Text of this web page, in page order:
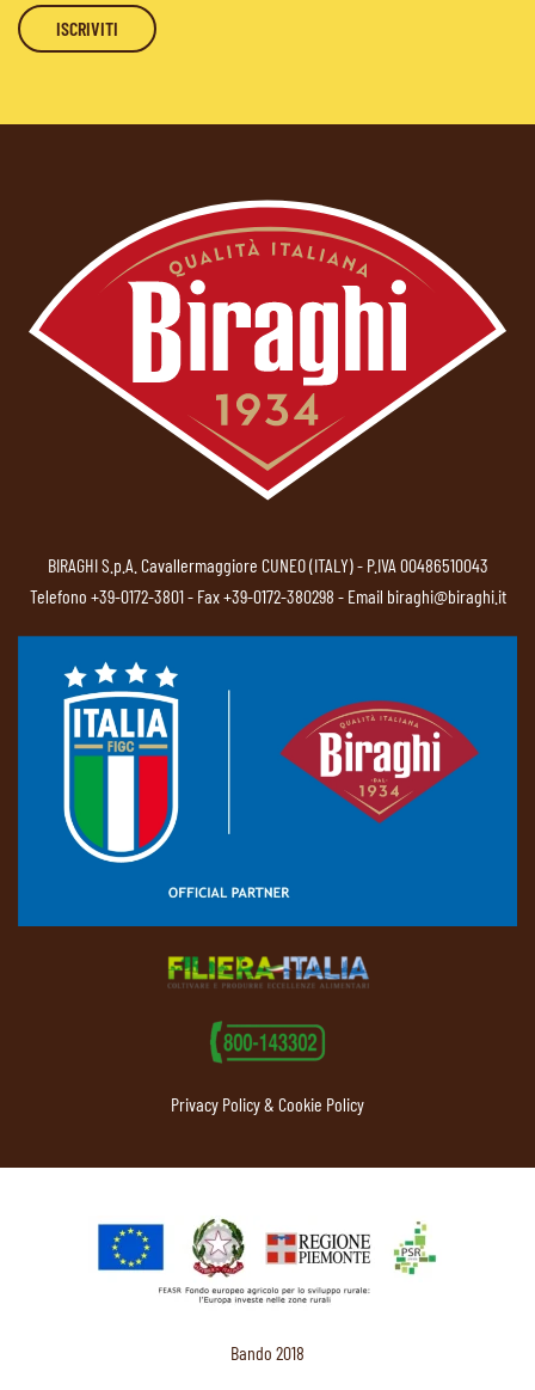
BIRAGHI S.p.A. Cavallermaggiore CUNEO (ITALY) - P.IVA 00486510043
Telefono +39-0172-3801- Fax +39-0172-380298 - Email biraghi@biraghi.it
Privacy Policy & Cookie Policy
Bando 2018